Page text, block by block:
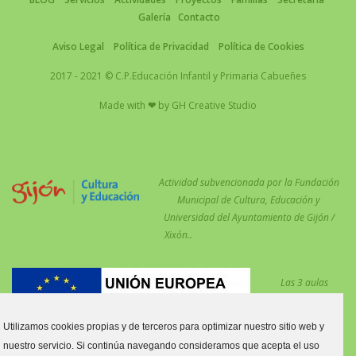
Galería
Contacto
Aviso Legal Política de Privacidad Política de Cookies
2017 - 2021 © C.P.Educación Infantil y Primaria Cabueñes
Made with ❤ by GH Creative Studio
Actividad subvencionada por la Fundación
Municipal de Cultura, Educación y
Universidad del Ayuntamiento de Gijón /
Xixón..
Las 3 aulas
reforzar las
medidas COVID están financiadas por el Fondo Social Europeo.
Utilizamos cookies propias y de terceros para optimizar nuestro sitio web y
nuestro servicio. Si continúa navegando consideramos que acepta el uso